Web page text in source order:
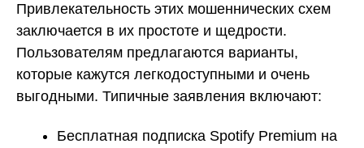
Привлекательность этих мошеннических схем
заключается в их простоте и щедрости.
Пользователям предлагаются варианты,
которые кажутся легкодоступными и очень
выгодными. Типичные заявления включают:
Бесплатная подписка Spotify Premium на